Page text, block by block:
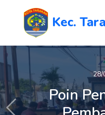
Kec.
28/
Poin
27/
Tiga
Previous